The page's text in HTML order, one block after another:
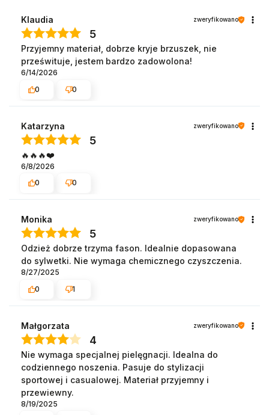
Klaudia zweryfikowano
5
Przyjemny materiał, dobrze kryje brzuszek, nie
prześwituje, jestem bardzo zadowolona!
6/14/2026
0
0
Katarzyna zweryfikowano
5
🔥🔥🔥❤️
6/8/2026
0
0
Monika zweryfikowano
5
Odzież dobrze trzyma fason. Idealnie dopasowana
do sylwetki. Nie wymaga chemicznego czyszczenia.
8/27/2025
0
1
Małgorzata zweryfikowano
4
Nie wymaga specjalnej pielęgnacji. Idealna do
codziennego noszenia. Pasuje do stylizacji
sportowej i casualowej. Materiał przyjemny i
przewiewny.
8/19/2025